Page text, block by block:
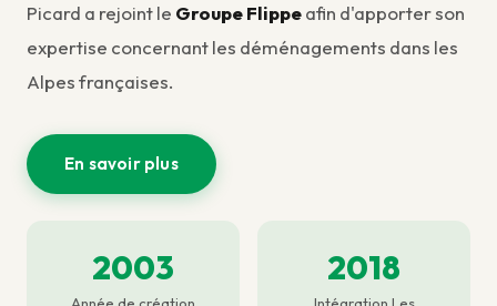
Picard a rejoint le Groupe Flippeafin d'apporter son
expertise concernant les déménagements dans les
Alpes françaises.
En savoir plus
2003 2018